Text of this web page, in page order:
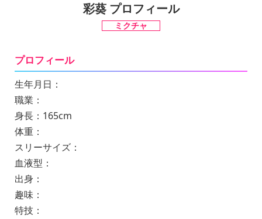
彩葵 プロフィール
ミクチャ
プロフィール
生年月日：
職業：
身長：165cm
体重：
スリーサイズ：
血液型：
出身：
趣味：
特技：